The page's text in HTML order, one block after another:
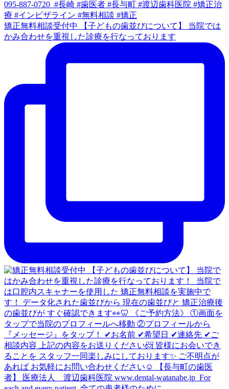
矯正無料相談受付中 【子どもの歯並びについて】 当院では
かみ合わせを重視した診療を行なっております